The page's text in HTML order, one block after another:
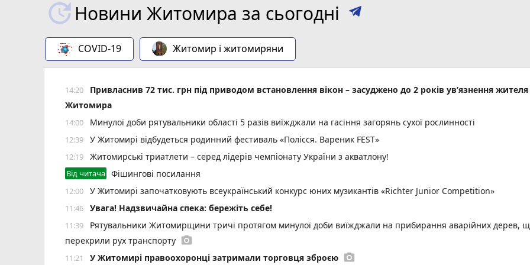
Новини Житомира за сьогодні
COVID-19 Житомир і житомиряни
14:20
Привласнив 72 тис. грн під приводом встановлення вікон – засуджено до 2 років ув’язнення жителя
Житомира
14:00 Минулої доби рятувальники області 5 разів виїжджали на гасіння загорянь сухої рослинності
12:39 У Житомирі відбудеться родинний фестиваль «Полісся. Вареник FEST»
12:19 Житомирські триатлети – серед лідерів чемпіонату України з акватлону!
Від читача Фішингові посилання
12:00 У Житомирі започатковують всеукраїнський конкурс юних музикантів «Richter Junior Competition»
11:46 Увага! Надзвичайна спека: бережіть себе!
11:39
Рятувальники Житомирщини тричі протягом минулої доби виїжджали на прибирання аварійних дерев,
перекрили рух транспорту photo_camera
11:21 У Житомирі правоохоронці затримали торговця зброєю photo_camera